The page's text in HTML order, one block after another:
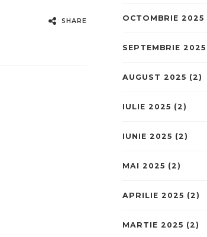
SHARE OCTOMBRIE 2025
SEPTEMBRIE 2025
AUGUST 2025 (2)
IULIE 2025 (2)
IUNIE 2025 (2)
MAI 2025 (2)
APRILIE 2025 (2)
MARTIE 2025 (2)